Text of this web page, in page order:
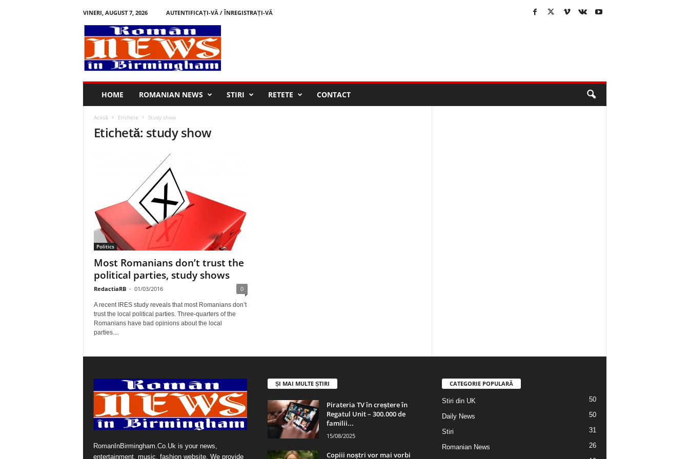
VINERI, AUGUST 7, 2026
AUTENTIFICAȚI-VĂ / ÎNREGISTRAȚI-VĂ
R
o
â
HOME ROMANIAN NEWS STIRI RETETE CONTACT
Acasă Etichete Study show
Etichetă: study show
Politics
Most Romanians don’t trust the
political parties, study shows
RedactiaRB - 01/03/2016 0
A recent IRES study reveals that most Romanians don’t
trust the local political parties. Three-quarters of the
Romanians have bad opinions about the local
parties....
RomanInBirmingham.Co.Uk is your news,
entertainment, music, fashion website. We provide
ȘI MAI MULTE ȘTIRI
Pirateria TV în creștere în
Regatul Unit – 300.000 de
familii...
15/08/2025
Copiii noștri vor mai vorbi
CATEGORIE POPULARĂ
Stiri din UK 50
Daily News 50
Stiri 31
Romanian News 26